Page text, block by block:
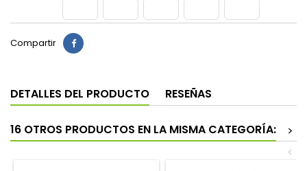
Compartir
DETALLES DEL PRODUCTO RESEÑAS
16 OTROS PRODUCTOS EN LA MISMA CATEGORÍA:
>
<